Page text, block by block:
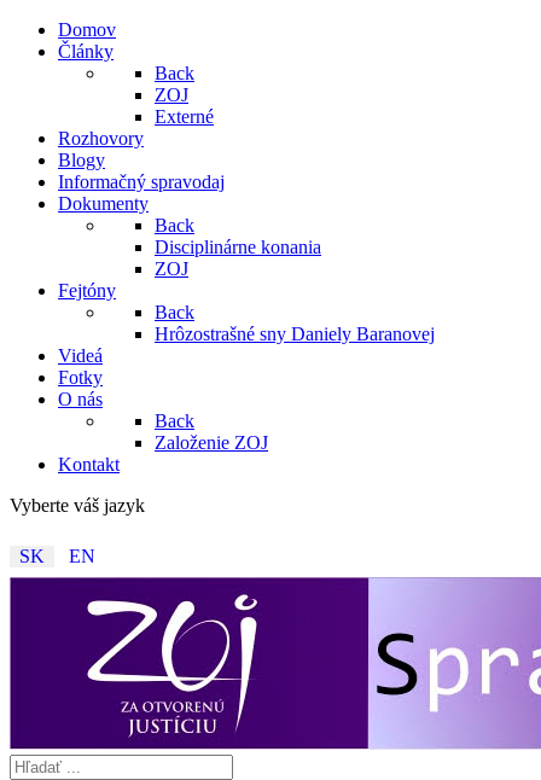
Domov
Články
Back
ZOJ
Externé
Rozhovory
Blogy
Informačný spravodaj
Dokumenty
Back
Disciplinárne konania
ZOJ
Fejtóny
Back
Hrôzostrašné sny Daniely Baranovej
Videá
Fotky
O nás
Back
Založenie ZOJ
Kontakt
Vyberte váš jazyk
SK EN